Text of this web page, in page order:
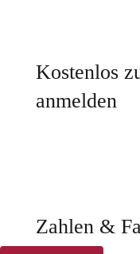
Kostenlos
anmelden
Zahlen &